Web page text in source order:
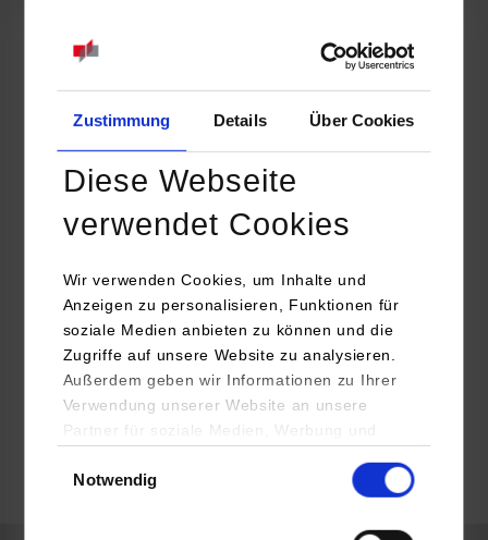
Zustimmung Details Über Cookies
Diese Webseite
verwendet Cookies
Wir verwenden Cookies, um Inhalte und
Anzeigen zu personalisieren, Funktionen für
soziale Medien anbieten zu können und die
Zugriffe auf unsere Website zu analysieren.
Außerdem geben wir Informationen zu Ihrer
Verwendung unserer Website an unsere
Partner für soziale Medien, Werbung und
YouTube, Google Maps) führen diese
Daten zusammen, die Sie ihnen bereitgestellt
Notwendig
Siemensstr. 20
72766 Reutlingen
Jörg Schmischke
M_Puchta@heinrich-schmid.de